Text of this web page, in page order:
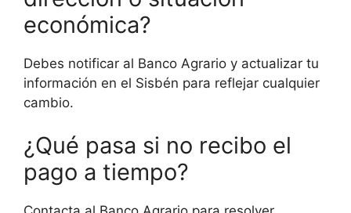
económica?
Debes notificar al Banco Agrario y actualizar tu
información en el Sisbén para reflejar cualquier
cambio.
¿Qué pasa si no recibo el
pago a tiempo?